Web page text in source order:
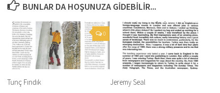
BUNLAR DA HOŞUNUZA GIDEBILIR...
0
Tunç Fındık Jeremy Seal